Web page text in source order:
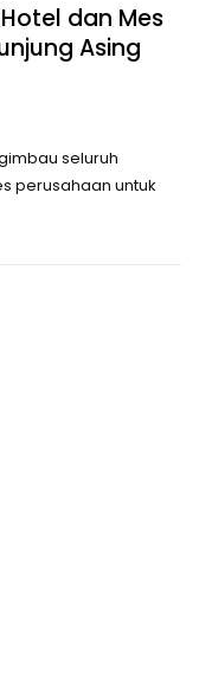
dan Mes
Asing
seluruh
perusahaan untuk